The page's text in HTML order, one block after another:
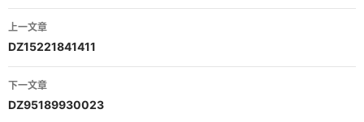
文
章
导
航
上一文章
DZ15221841411
下一文章
DZ95189930023